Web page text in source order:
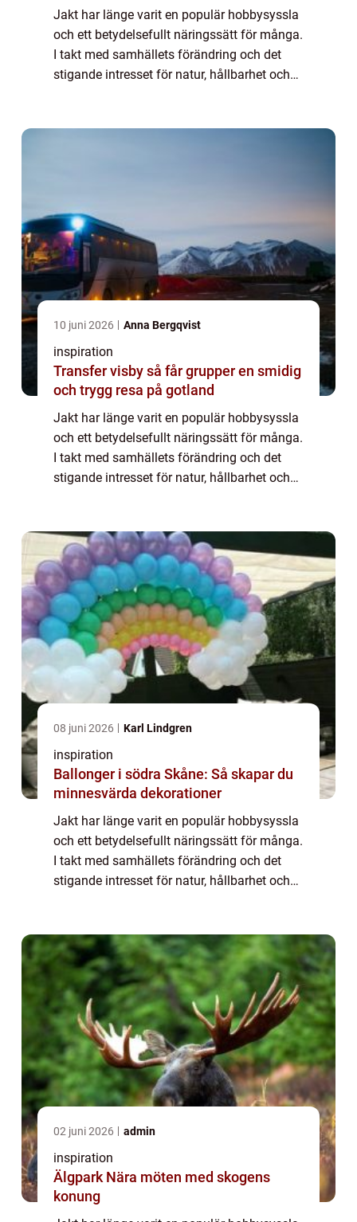
Jakt har länge varit en populär hobbysyssla
och ett betydelsefullt näringssätt för många.
I takt med samhällets förändring och det
stigande intresset för natur, hållbarhet och
10 juni 2026 Anna Bergqvist
inspiration
Transfer visby så får grupper en smidig
och trygg resa på gotland
Jakt har länge varit en populär hobbysyssla
och ett betydelsefullt näringssätt för många.
I takt med samhällets förändring och det
stigande intresset för natur, hållbarhet och
08 juni 2026 Karl Lindgren
inspiration
Ballonger i södra Skåne: Så skapar du
minnesvärda dekorationer
Jakt har länge varit en populär hobbysyssla
och ett betydelsefullt näringssätt för många.
I takt med samhällets förändring och det
stigande intresset för natur, hållbarhet och
02 juni 2026 admin
inspiration
Älgpark Nära möten med skogens
konung